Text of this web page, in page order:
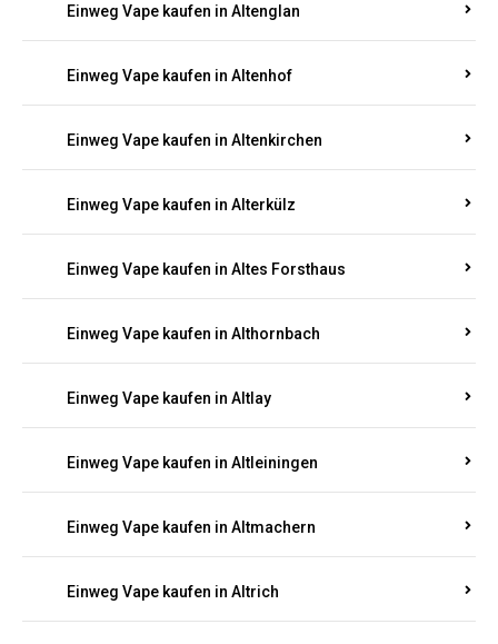
Einweg Vape kaufen in Altenglan
Einweg Vape kaufen in Altenhof
Einweg Vape kaufen in Altenkirchen
Einweg Vape kaufen in Alterkülz
Einweg Vape kaufen in Altes Forsthaus
Einweg Vape kaufen in Althornbach
Einweg Vape kaufen in Altlay
Einweg Vape kaufen in Altleiningen
Einweg Vape kaufen in Altmachern
Einweg Vape kaufen in Altrich